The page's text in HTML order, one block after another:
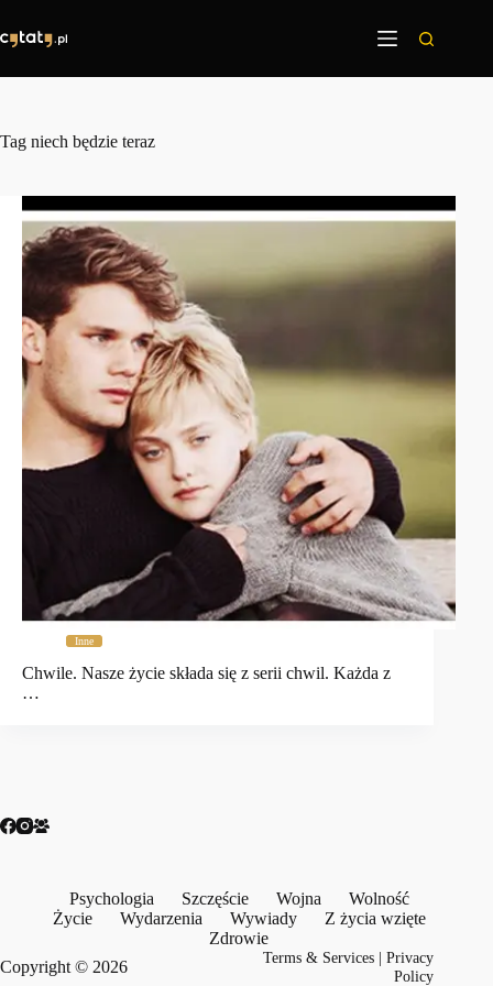
treści
Tag niech będzie teraz
Inne
Chwile. Nasze życie składa się z serii chwil. Każda z
…
Psychologia Szczęście Wojna
Wolność
Życie
Wydarzenia Wywiady
Z życia wzięte
Zdrowie
Copyright © 2026
Terms & Services |Privacy
Policy